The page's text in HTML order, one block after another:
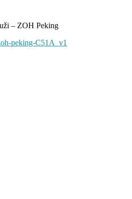
– ZOH Peking
peking-C51A_v1